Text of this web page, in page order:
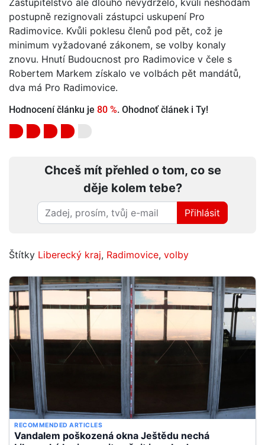
postupně rezignovali zástupci uskupení Pro
Radimovice. Kvůli poklesu členů pod pět, což je
minimum vyžadované zákonem, se volby konaly
znovu. Hnutí Budoucnost pro Radimovice v čele s
Robertem Markem získalo ve volbách pět mandátů,
dva má Pro Radimovice.
Hodnocení článku je 80 %. Ohodnoť článek i Ty!
Chceš mít přehled o tom, co se
děje kolem tebe?
Přihlásit
Štítky Liberecký kraj, Radimovice, volby